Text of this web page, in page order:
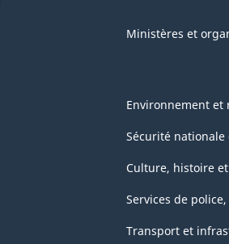
Ministères et
Environnement et
Sécurité nationale
Culture, histoire
Services de
Transport et